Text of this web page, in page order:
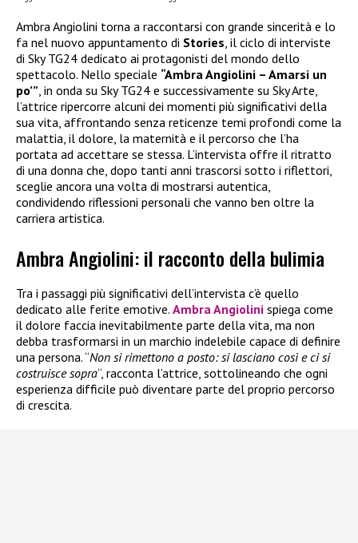
Ambra Angiolini torna a raccontarsi con grande sincerità e lo
fa nel nuovo appuntamento di Stories , il ciclo di interviste
di Sky TG24 dedicato ai protagonisti del mondo dello
spettacolo. Nello speciale “Ambra Angiolini – Amarsi un
po’” , in onda su Sky TG24 e successivamente su Sky Arte,
l’attrice ripercorre alcuni dei momenti più significativi della
sua vita, affrontando senza reticenze temi profondi come la
malattia, il dolore, la maternità e il percorso che l’ha
portata ad accettare se stessa. L’intervista offre il ritratto
di una donna che, dopo tanti anni trascorsi sotto i riflettori,
sceglie ancora una volta di mostrarsi autentica,
condividendo riflessioni personali che vanno ben oltre la
carriera artistica.
Ambra Angiolini: il racconto della bulimia
Tra i passaggi più significativi dell’intervista c’è quello
dedicato alle ferite emotive. Ambra Angiolini spiega come
il dolore faccia inevitabilmente parte della vita, ma non
debba trasformarsi in un marchio indelebile capace di definire
una persona. “Non si rimettono a posto: si lasciano così e ci si
costruisce sopra“, racconta l’attrice, sottolineando che ogni
esperienza difficile può diventare parte del proprio percorso
di crescita.